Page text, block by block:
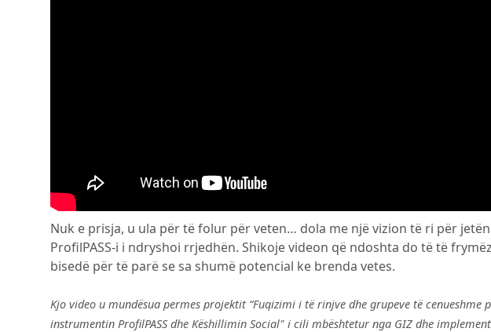
Nuk e prisja, u ula për të folur për veten… dola me një vizion të ri për
ProfilPASS-i i ndryshoi rrjedhën. Shikoje videon që ndoshta do të të
bisedë për të parë se sa shumë potencial ke brenda vetes.
Kjo video u mundësua permes projektit “Fuqizimi i të rinjve dhe grupeve të
instrumentin ProfilPASS dhe Këshillimin Social" i cili mbështetur nga GIZ dhe